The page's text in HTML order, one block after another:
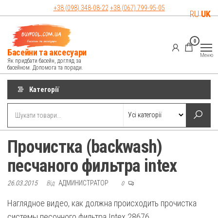
контенту
+38 (098) 348-08-22 +38 (067) 799-95-05
Басейни та аксесуари
Як придбати басейн, догляд за
басейном. Допомога та поради.
0
Меню
Категорії
Прочистка (backwash)
песчаного фильтра intex
26.03.2015 Від АДМИНИСТРАТОР 0
Наглядное видео, как должна происходить прочистка
RUUK